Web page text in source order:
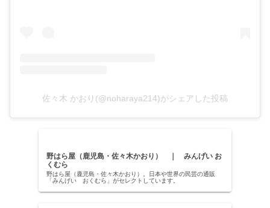
佐々木 かおり(@noharaya214)がシェアした投稿
野はら屋（鹿児島・佐々木かおり） ｜ みんげい お
くむら
野はら屋（鹿児島・佐々木かおり）。日本や世界の民芸の通販
「みんげい おくむら」がセレクトしています。